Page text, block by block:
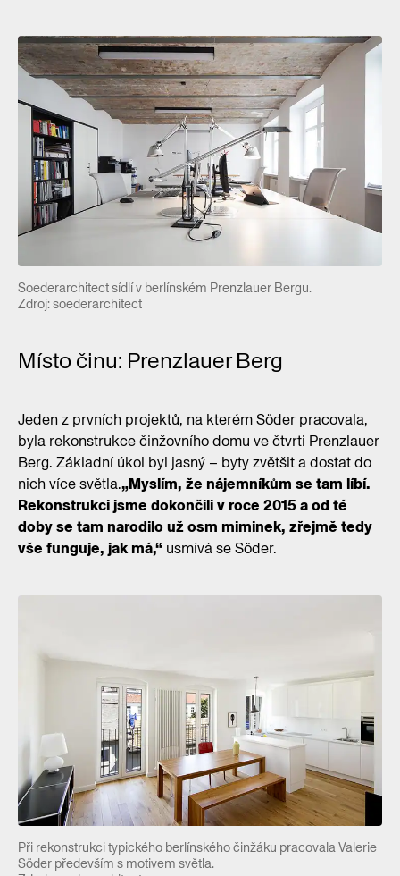
Soederarchitect sídlí v berlínském Prenzlauer Bergu.
Zdroj: soederarchitect
Místo činu: Prenzlauer Berg
Jeden z prvních projektů, na kterém Söder pracovala,
byla rekonstrukce činžovního domu ve čtvrti Prenzlauer
Berg. Základní úkol byl jasný – byty zvětšit a dostat do
nich více světla.„Myslím, že nájemníkům se tam líbí.
Rekonstrukci jsme dokončili v roce 2015 a od té
doby se tam narodilo už osm miminek, zřejmě tedy
vše funguje, jak má,“ usmívá se Söder.
Při rekonstrukci typického berlínského činžáku pracovala Valerie
Söder především s motivem světla.